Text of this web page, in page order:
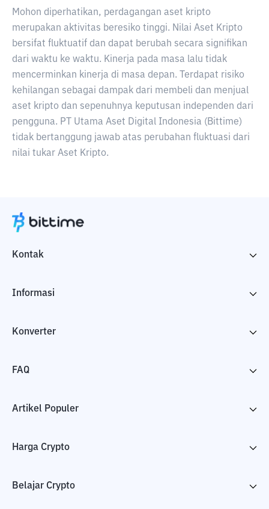
Mohon diperhatikan, perdagangan aset kripto
merupakan aktivitas beresiko tinggi. Nilai Aset Kripto
bersifat fluktuatif dan dapat berubah secara signifikan
dari waktu ke waktu. Kinerja pada masa lalu tidak
mencerminkan kinerja di masa depan. Terdapat risiko
kehilangan sebagai dampak dari membeli dan menjual
aset kripto dan sepenuhnya keputusan independen dari
pengguna. PT Utama Aset Digital Indonesia (Bittime)
tidak bertanggung jawab atas perubahan fluktuasi dari
nilai tukar Aset Kripto.
Kontak
Informasi
Konverter
FAQ
Artikel Populer
Harga Crypto
Belajar Crypto